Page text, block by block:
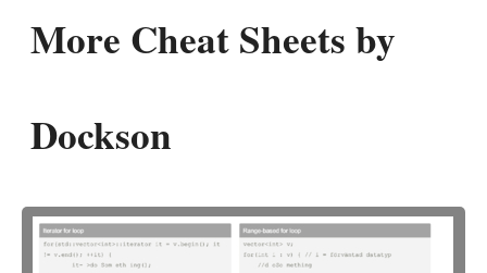
More Cheat Sheets by
Dockson